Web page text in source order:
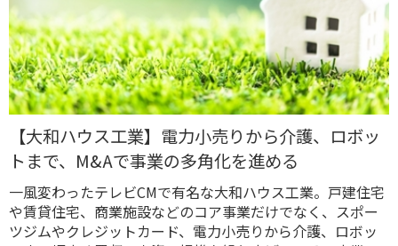
【大和ハウス工業】電力小売りから介護、ロボッ
トまで、M&Aで事業の多角化を進める
一風変わったテレビCMで有名な大和ハウス工業。戸建住宅
や賃貸住宅、商業施設などのコア事業だけでなく、スポー
ツジムやクレジットカード、電力小売りから介護、ロボッ